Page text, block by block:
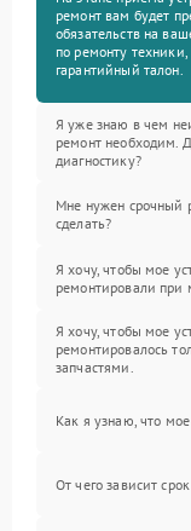
ремонт вам будет
обязательств на
по ремонту
гарантийный талон.
Я уже знаю в чем
ремонт необходим.
диагностику?
Мне нужен срочный
сделать?
Я хочу, чтобы мое
ремонтировали при
Я хочу, чтобы мое
ремонтировалось
запчастями.
Как я узнаю, что мое
От чего зависит